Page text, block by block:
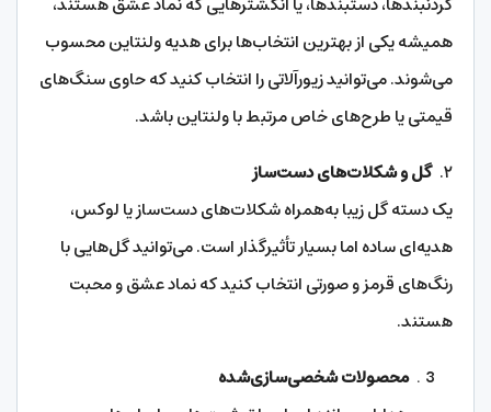
همیشه یکی از بهترین انتخاب‌ها برای هدیه ولنتاین محسوب
می‌شوند. می‌توانید زیورآلاتی را انتخاب کنید که حاوی سنگ‌های
قیمتی یا طرح‌های خاص مرتبط با ولنتاین باشد.
۲. گل و شکلات‌های دست‌ساز
یک دسته گل زیبا به‌همراه شکلات‌های دست‌ساز یا لوکس،
هدیه‌ای ساده اما بسیار تأثیرگذار است. می‌توانید گل‌هایی با
رنگ‌های قرمز و صورتی انتخاب کنید که نماد عشق و محبت
هستند.
محصولات شخصی‌سازی‌شده